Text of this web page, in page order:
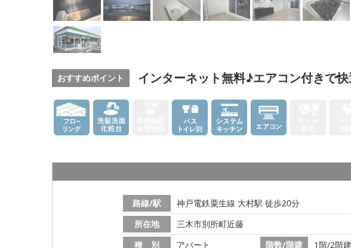
おすすめポイント インターネット無料♪エアコン付きで
路線/駅
神戸電鉄粟生線 大村駅 徒歩20分
所在地
三木市別所町近藤
種 別
アパート 階数/階建 1階/2階建